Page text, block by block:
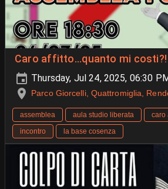
Caro affitto...quanto mi costi?!
Thursday, Jul 24, 2025, 06:30
Parco Giorcelli, Quattromiglia,
assemblea aula studio liberata caro
incontro
la base cosenza